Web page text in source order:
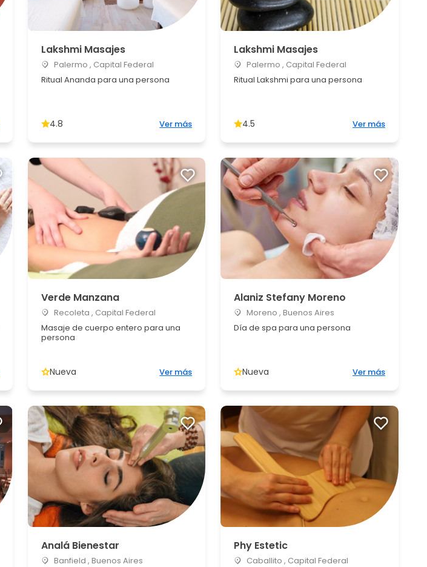
Lakshmi Masajes
Palermo , Capital Federal
Ritual Ananda para una persona
4.8 Ver más
Lakshmi Masajes
Palermo , Capital Federal
Ritual Lakshmi para una persona
4.5 Ver más
Verde Manzana
Recoleta , Capital Federal
Masaje de cuerpo entero para una
persona
Nueva Ver más
Alaniz Stefany Moreno
Moreno , Buenos Aires
Día de spa para una persona
Nueva Ver más
Analá Bienestar
Banfield , Buenos Aires
Phy Estetic
Caballito , Capital Federal